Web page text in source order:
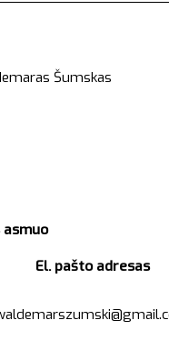
Šumskas
El. pašto adresas